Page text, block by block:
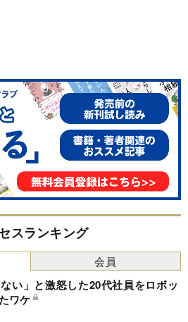
スランキング
い」と激怒した20代社員をロボッ
ワケ
会員